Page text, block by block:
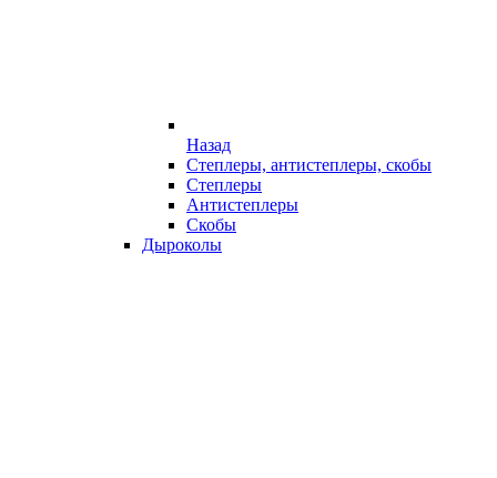
Назад
Степлеры, антистеплеры, скобы
Степлеры
Антистеплеры
Скобы
Дыроколы